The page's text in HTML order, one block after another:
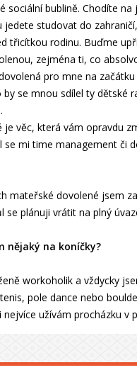
sociální bublině. Chodíte
jedete studovat do
třicítkou rodinu. Buďme
zejména ti, co
pro mne na
se mnou sdílel ty dětské
věc, která vám opravdu
se mi time management či
mateřské dovolené jsem
plánuji vrátit na plný
nějaký na koníčky?
workoholik a vždycky
pole dance nebo
užívám procházku v